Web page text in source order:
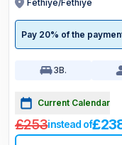
Fethiye/Fethiye
Pay 20% of the
3B.
Current Calendar
£253instead of